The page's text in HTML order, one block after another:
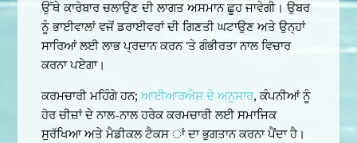
ਉੱਥੇ ਕਾਰੋਬਾਰ ਚਲਾਉਣ ਦੀ ਲਾਗਤ ਅਸਮਾਨ ਛੂਹ ਜਾਵੇਗੀ। ਉਬਰ
ਨੂੰ ਭਾਈਵਾਲਾਂ ਵਜੋਂ ਡਰਾਈਵਰਾਂ ਦੀ ਗਿਣਤੀ ਘਟਾਉਣ ਅਤੇ ਉਨ੍ਹਾਂ
ਸਾਰਿਆਂ ਲਈ ਲਾਭ ਪ੍ਰਦਾਨ ਕਰਨ 'ਤੇ ਗੰਭੀਰਤਾ ਨਾਲ ਵਿਚਾਰ
ਕਰਨਾ ਪਏਗਾ।
ਕਰਮਚਾਰੀ ਮਹਿੰਗੇ ਹਨ;ਆਈਆਰਐਸ ਦੇ ਅਨੁਸਾਰ, ਕੰਪਨੀਆਂ ਨੂੰ
ਹੋਰ ਚੀਜ਼ਾਂ ਦੇ ਨਾਲ-ਨਾਲ ਹਰੇਕ ਕਰਮਚਾਰੀ ਲਈ ਸਮਾਜਿਕ
ਸੁਰੱਖਿਆ ਅਤੇ ਮੈਡੀਕਲ ਟੈਕਸ ਾਂ ਦਾ ਭੁਗਤਾਨ ਕਰਨਾ ਪੈਂਦਾ ਹੈ।